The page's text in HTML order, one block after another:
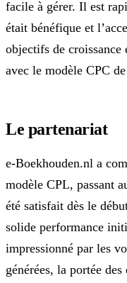
facile à gérer. Il est
était bénéfique et
objectifs de croissance
avec le modèle CPC
Le partenariat
e-Boekhouden.nl a
modèle CPL, passant
été satisfait dès le
solide performance
impressionné par les
générées, la portée